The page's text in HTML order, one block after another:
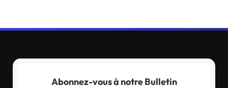
Abonnez-vous à notre Bulletin